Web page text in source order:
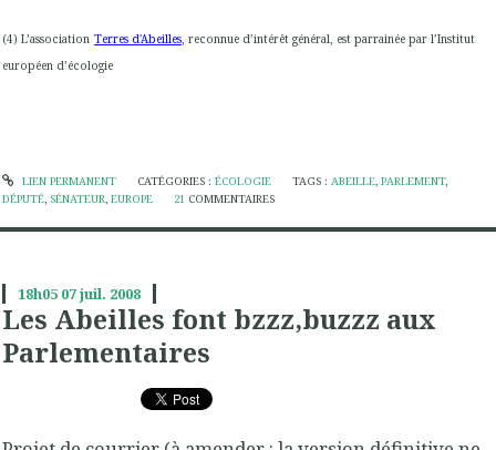
(4) L’association Terres d'Abeilles, reconnue d’intérêt général, est parrainée par l’Institut
européen d’écologie
LIEN PERMANENT CATÉGORIES : ÉCOLOGIE TAGS :ABEILLE,PARLEMENT,
DÉPUTÉ, SÉNATEUR, EUROPE 21 COMMENTAIRES
18h05 07juil. 2008
Les Abeilles font bzzz,buzzz aux
Parlementaires